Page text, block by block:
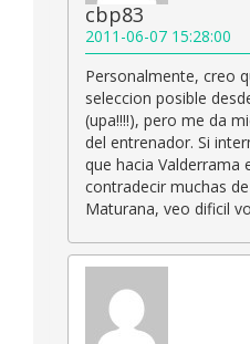
cbp83
2011-06-07 15:28:00
Personalmente, creo
seleccion posible
(upa!!!!), pero me da
del entrenador. Si
que hacia Valderrama
contradecir muchas
Maturana, veo dificil